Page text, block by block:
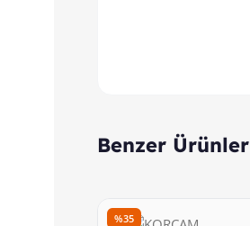
Benzer Ürünler
%35